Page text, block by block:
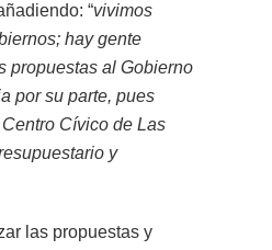
“vivimos
hay gente
propuestas al Gobierno
por su parte, pues
Cívico de Las
y
las propuestas y